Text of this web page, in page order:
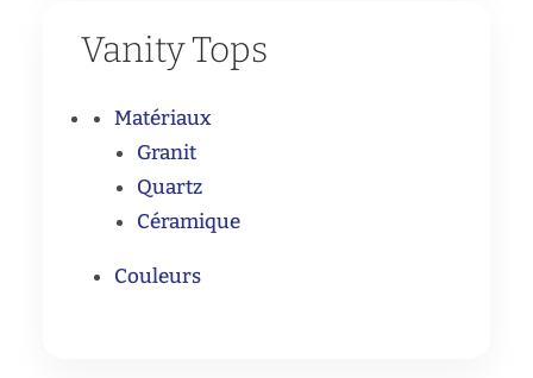
Vanity Tops
Matériaux
Granit
Quartz
Céramique
Couleurs